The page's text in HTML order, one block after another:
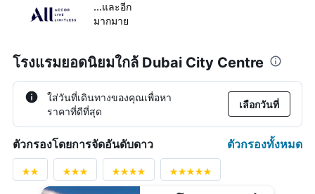
...และอีก
มากมาย
โรงแรมยอดนิยมใกล้ Dubai City Centre
ใส่วันที่เดินทางของคุณเพื่อหา
ราคาที่ดีที่สุด
เลือกวันที่
ตัวกรองโดยการจัดอันดับดาว ตัวกรองทั้งหมด